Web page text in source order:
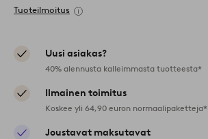
Tuoteilmoitus
Uusi asiakas?
40% alennusta kalleimmasta tuotteesta*
Ilmainen toimitus
Koskee yli 64,90 euron normaalipaketteja*
Joustavat maksutavat